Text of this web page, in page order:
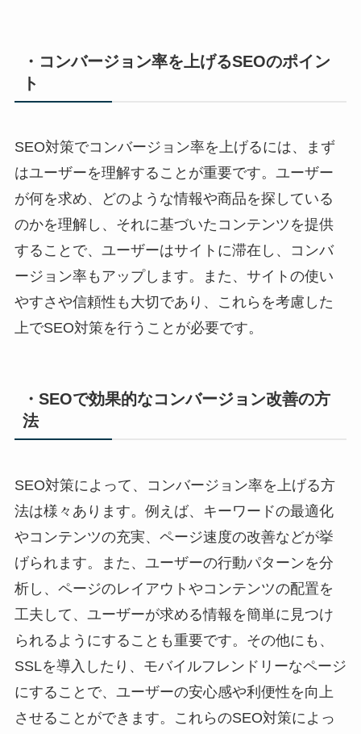
・コンバージョン率を上げるSEOのポイン
ト
SEO対策でコンバージョン率を上げるには、まず
はユーザーを理解することが重要です。ユーザー
が何を求め、どのような情報や商品を探している
のかを理解し、それに基づいたコンテンツを提供
することで、ユーザーはサイトに滞在し、コンバ
ージョン率もアップします。また、サイトの使い
やすさや信頼性も大切であり、これらを考慮した
上でSEO対策を行うことが必要です。
・SEOで効果的なコンバージョン改善の方
法
SEO対策によって、コンバージョン率を上げる方
法は様々あります。例えば、キーワードの最適化
やコンテンツの充実、ページ速度の改善などが挙
げられます。また、ユーザーの行動パターンを分
析し、ページのレイアウトやコンテンツの配置を
工夫して、ユーザーが求める情報を簡単に見つけ
られるようにすることも重要です。その他にも、
SSLを導入したり、モバイルフレンドリーなページ
にすることで、ユーザーの安心感や利便性を向上
させることができます。これらのSEO対策によっ